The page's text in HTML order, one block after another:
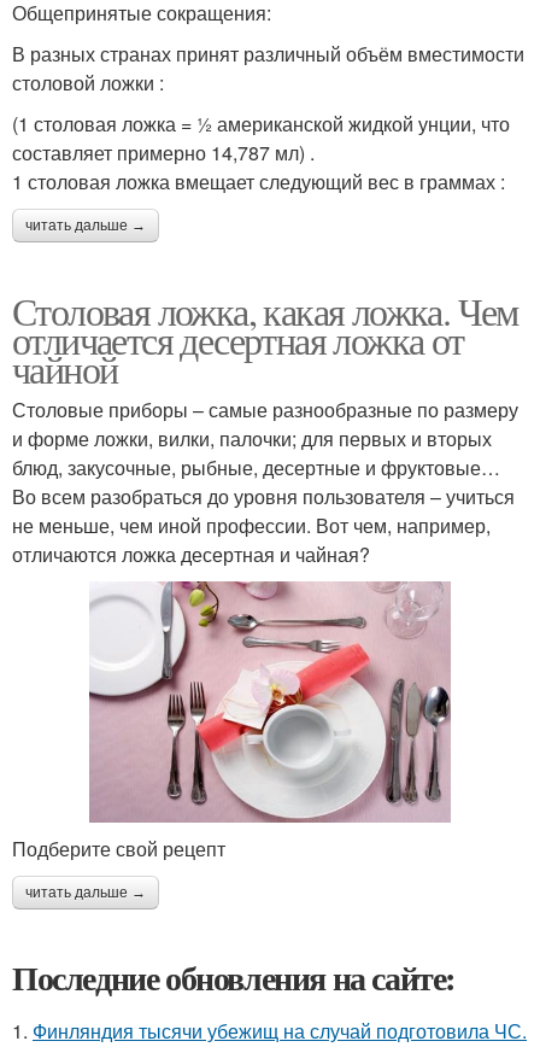
Общепринятые сокращения:
В разных странах принят различный объём вместимости
столовой ложки :
(1 столовая ложка = ½ американской жидкой унции, что
составляет примерно 14,787 мл) .
1 столовая ложка вмещает следующий вес в граммах :
читать дальше →
Столовая ложка, какая ложка. Чем
отличается десертная ложка от
чайной
Столовые приборы – самые разнообразные по размеру
и форме ложки, вилки, палочки; для первых и вторых
блюд, закусочные, рыбные, десертные и фруктовые…
Во всем разобраться до уровня пользователя – учиться
не меньше, чем иной профессии. Вот чем, например,
отличаются ложка десертная и чайная?
Подберите свой рецепт
читать дальше →
Последние обновления на сайте:
1. Финляндия тысячи убежищ на случай подготовила ЧС.